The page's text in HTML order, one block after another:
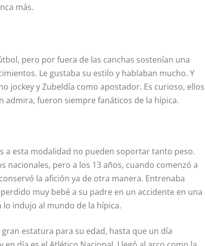
más.
pero por fuera de las canchas sostenían una
Le gustaba su estilo y hablaban mucho. Y
jockey y Zubeldía como apostador. Es curioso, ellos
admira, fueron siempre fanáticos de la hípica.
a esta modalidad no pueden soportar tanto peso.
nacionales, pero a los 13 años, cuando comenzó a
la afición ya de otra manera. Entrenaba
muy bebé a su padre en un accidente en una
indujo al mundo de la hípica.
estatura para su edad, hasta que un día